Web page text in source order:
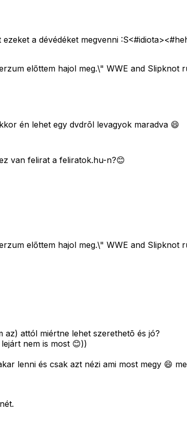
a dévédéket megvenni :S<#idiota>
előttem hajol meg.\" WWE and Slipknot
én lehet egy dvdrõl levagyok maradva 😄
van felirat a feliratok.hu-n?😊
előttem hajol meg.\" WWE and Slipknot
attól miértne lehet szerethetõ és jó?
nem is most 😊))
lenni és csak azt nézi ami most megy 😄